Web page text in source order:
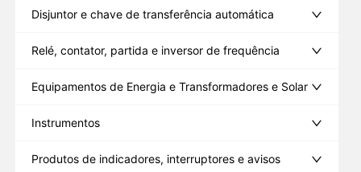
Disjuntor e chave de transferência automática
Relé, contator, partida e inversor de frequência
Equipamentos de Energia e Transformadores e Solar
Instrumentos
Produtos de indicadores, interruptores e avisos